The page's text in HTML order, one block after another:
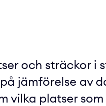
och sträckor i
jämförelse av
vilka platser som